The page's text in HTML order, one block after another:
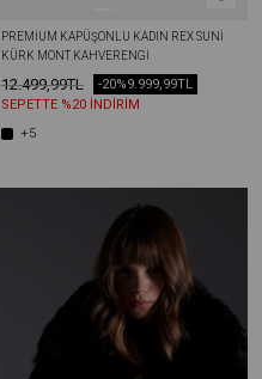
PREMIUM KAPÜŞONLU KADIN REX SUNI
KÜRK MONT KAHVERENGI
12.499,99TL 9.999,99TL
-20%
SEPETTE %20 İNDİRİM
+5